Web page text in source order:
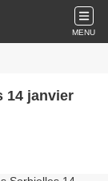
MENU
14 janvier